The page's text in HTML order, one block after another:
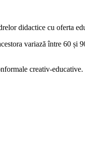
didactice cu oferta
variază între 60 și
creativ-educative.